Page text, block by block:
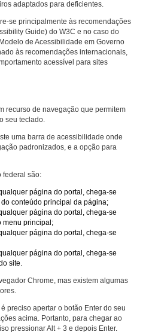
adaptados para deficientes.
se principalmente às recomendações
Guide) do W3C e no caso do
de Acessibilidade em Governo
às recomendações internacionais,
acessível para sites
recurso de navegação que permitem
seu teclado.
uma barra de acessibilidade onde
padronizados, e a opção para
federal são:
página do portal, chega-se
conteúdo principal da página;
página do portal, chega-se
menu principal;
página do portal, chega-se
página do portal, chega-se
site.
Chrome, mas existem algumas
preciso apertar o botão Enter do seu
acima. Portanto, para chegar ao
pressionar Alt + 3 e depois Enter.